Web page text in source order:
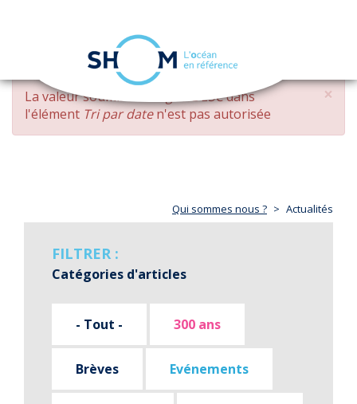
Aller
contenu
principal
navigation
×
MESSAGE
D'ERREUR
La valeur soumise changed DESCdans
l'élément Tri par daten'est pas autorisée
Qui sommes nous ? Actualités
FILTRER :
Catégories d'articles
- Tout - 300 ans
Brèves Evénements